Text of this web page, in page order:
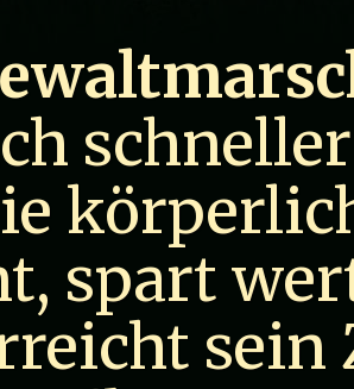
spart
sein